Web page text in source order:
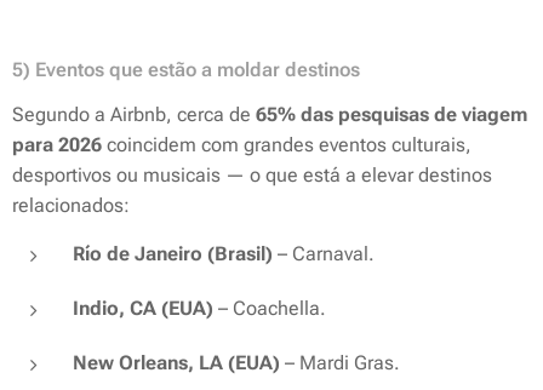
5) Eventos que estão a moldar destinos
Segundo a Airbnb, cerca de 65% das pesquisas de viagem
para 2026 coincidem com grandes eventos culturais,
desportivos ou musicais — o que está a elevar destinos
relacionados:
Río de Janeiro (Brasil) – Carnaval.
Indio, CA (EUA) – Coachella.
New Orleans, LA (EUA) – Mardi Gras.